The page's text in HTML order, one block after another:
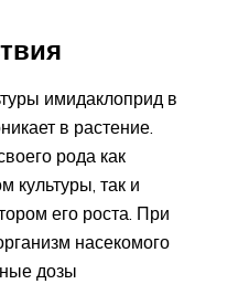
имидаклоприд в
в растение.
рода как
культуры, так и
его роста. При
насекомого
дозы